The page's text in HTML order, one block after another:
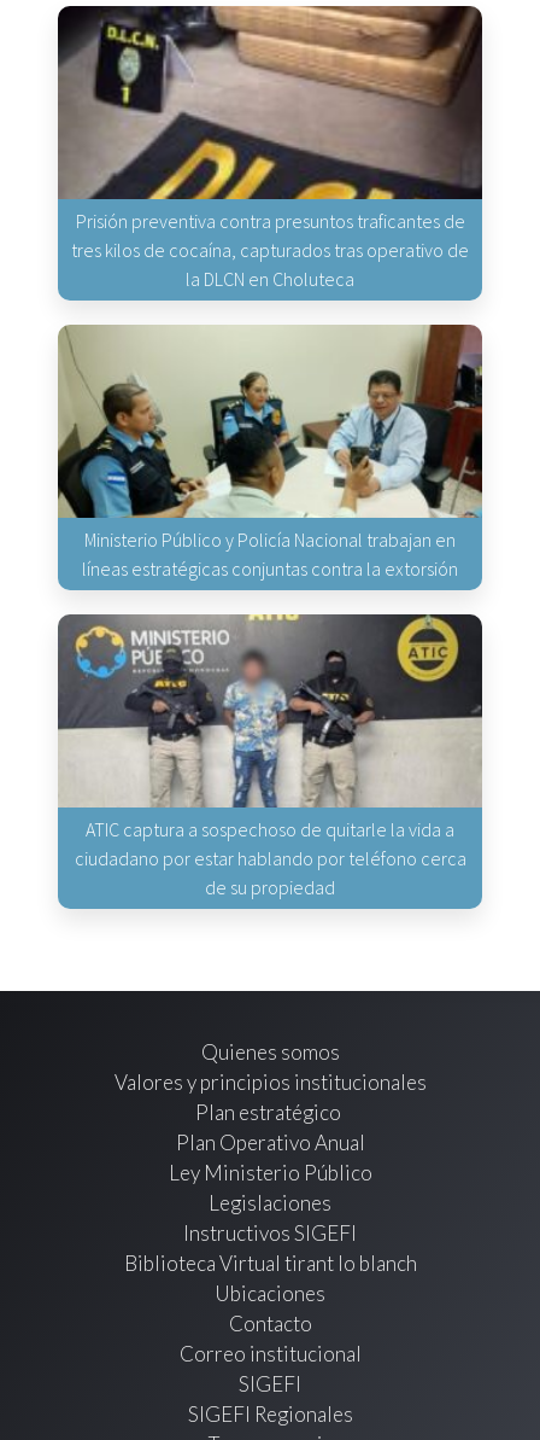
Prisión preventiva contra presuntos traficantes de
tres kilos de cocaína, capturados tras operativo de
la DLCN en Choluteca
Ministerio Público y Policía Nacional trabajan en
líneas estratégicas conjuntas contra la extorsión
ATIC captura a sospechoso de quitarle la vida a
ciudadano por estar hablando por teléfono cerca
de su propiedad
Quienes somos
Valores y principios institucionales
Plan estratégico
Plan Operativo Anual
Ley Ministerio Público
Legislaciones
Instructivos SIGEFI
Biblioteca Virtual tirant lo blanch
Ubicaciones
Contacto
Correo institucional
SIGEFI
SIGEFI Regionales